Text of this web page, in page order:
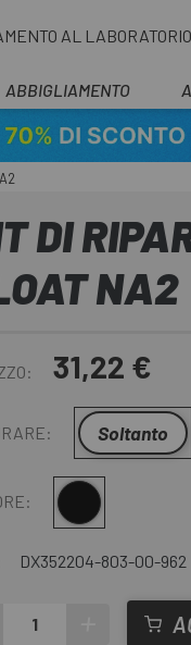
AL LABORATORIO
ABBIGLIAMENTO
DI
NA2
31,22 €
Soltanto
Multiplo
DX352204-803-00-962